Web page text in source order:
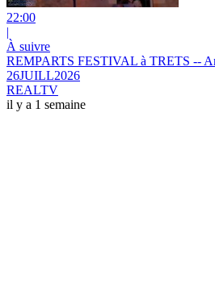
22:00
|
À suivre
REMPARTS FESTIVAL à TRETS --
26JUILL2026
REALTV
il y a 1 semaine